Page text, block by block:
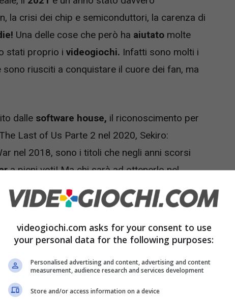
la crisi dei chip e semiconduttori, la carenza di
Una delle cose che però ha aiutato molte
stati proprio i videogiochi. Infatti sono molti i
riusciti a conquistare il cuore dei fan, ma
dalle software house, il riconoscimento per
Last of Us Parte 2 nel 2020, Sekiro:
nel 2018, sono i titoli che negli anni scorsi
a pieni voti! Ma chi sarà ad ottenerlo nel
è fatta attendere!
meritarlo secondo il CEO
videogiochi.com asks for your consent to use
your personal data for the following purposes:
Personalised advertising and content, advertising and content
measurement, audience research and services development
Store and/or access information on a device